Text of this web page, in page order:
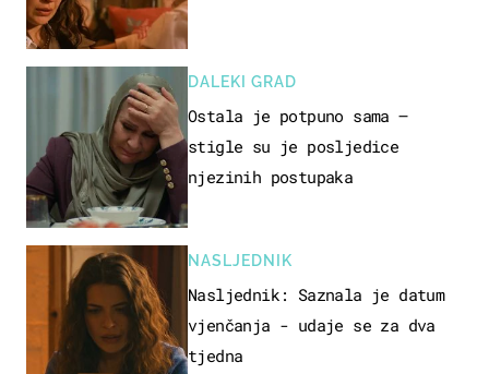
DALEKI GRAD
Ostala je potpuno sama –
stigle su je posljedice
njezinih postupaka
NASLJEDNIK
Nasljednik: Saznala je datum
vjenčanja - udaje se za dva
tjedna